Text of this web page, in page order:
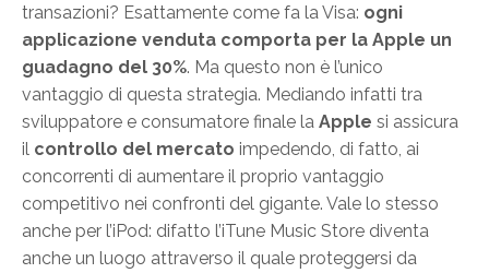
transazioni? Esattamente come fa la Visa: ogni
applicazione venduta comporta per la Apple un
guadagno del 30%. Ma questo non è l’unico
vantaggio di questa strategia. Mediando infatti tra
sviluppatore e consumatore finale la Apple si assicura
il controllo del mercato impedendo, di fatto, ai
concorrenti di aumentare il proprio vantaggio
competitivo nei confronti del gigante. Vale lo stesso
anche per l’iPod: difatto l’iTune Music Store diventa
anche un luogo attraverso il quale proteggersi da